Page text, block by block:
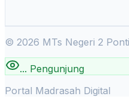
© 2026 MTs Negeri 2
... Pengunjung
Portal Madrasah Digital